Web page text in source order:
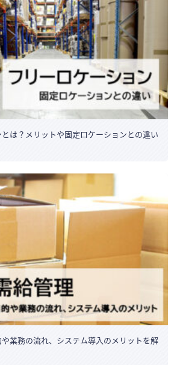
は？メリットや固定ロケーションとの違い
業務の流れ、システム導入のメリットを解